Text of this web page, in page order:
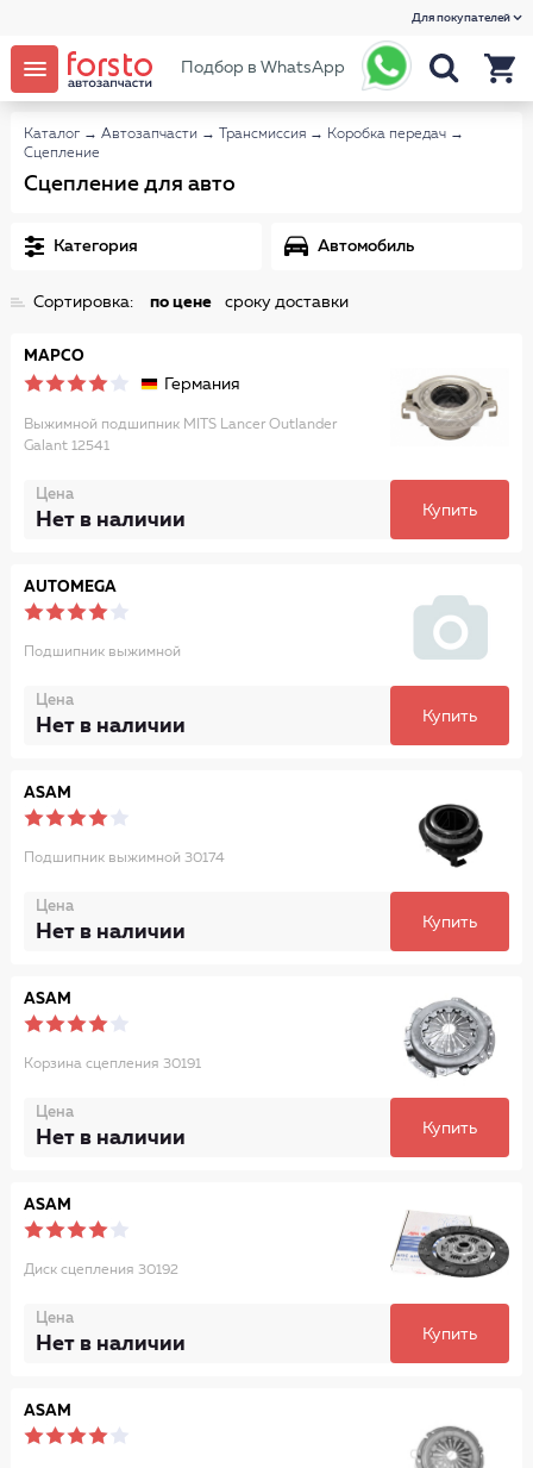
Для покупателей
Подбор в WhatsApp
Каталог → Автозапчасти → Трансмиссия → Коробка передач →
Сцепление
Сцепление для авто
Категория Автомобиль
Сортировка: по цене сроку доставки
MAPCO
Германия
Выжимной подшипник MITS Lancer Outlander
Galant 12541
Цена
Нет в наличии Купить
AUTOMEGA
Подшипник выжимной
Цена
Нет в наличии Купить
ASAM
Подшипник выжимной 30174
Цена
Нет в наличии Купить
ASAM
Корзина сцепления 30191
Цена
Нет в наличии Купить
ASAM
Диск сцепления 30192
Цена
Нет в наличии Купить
ASAM